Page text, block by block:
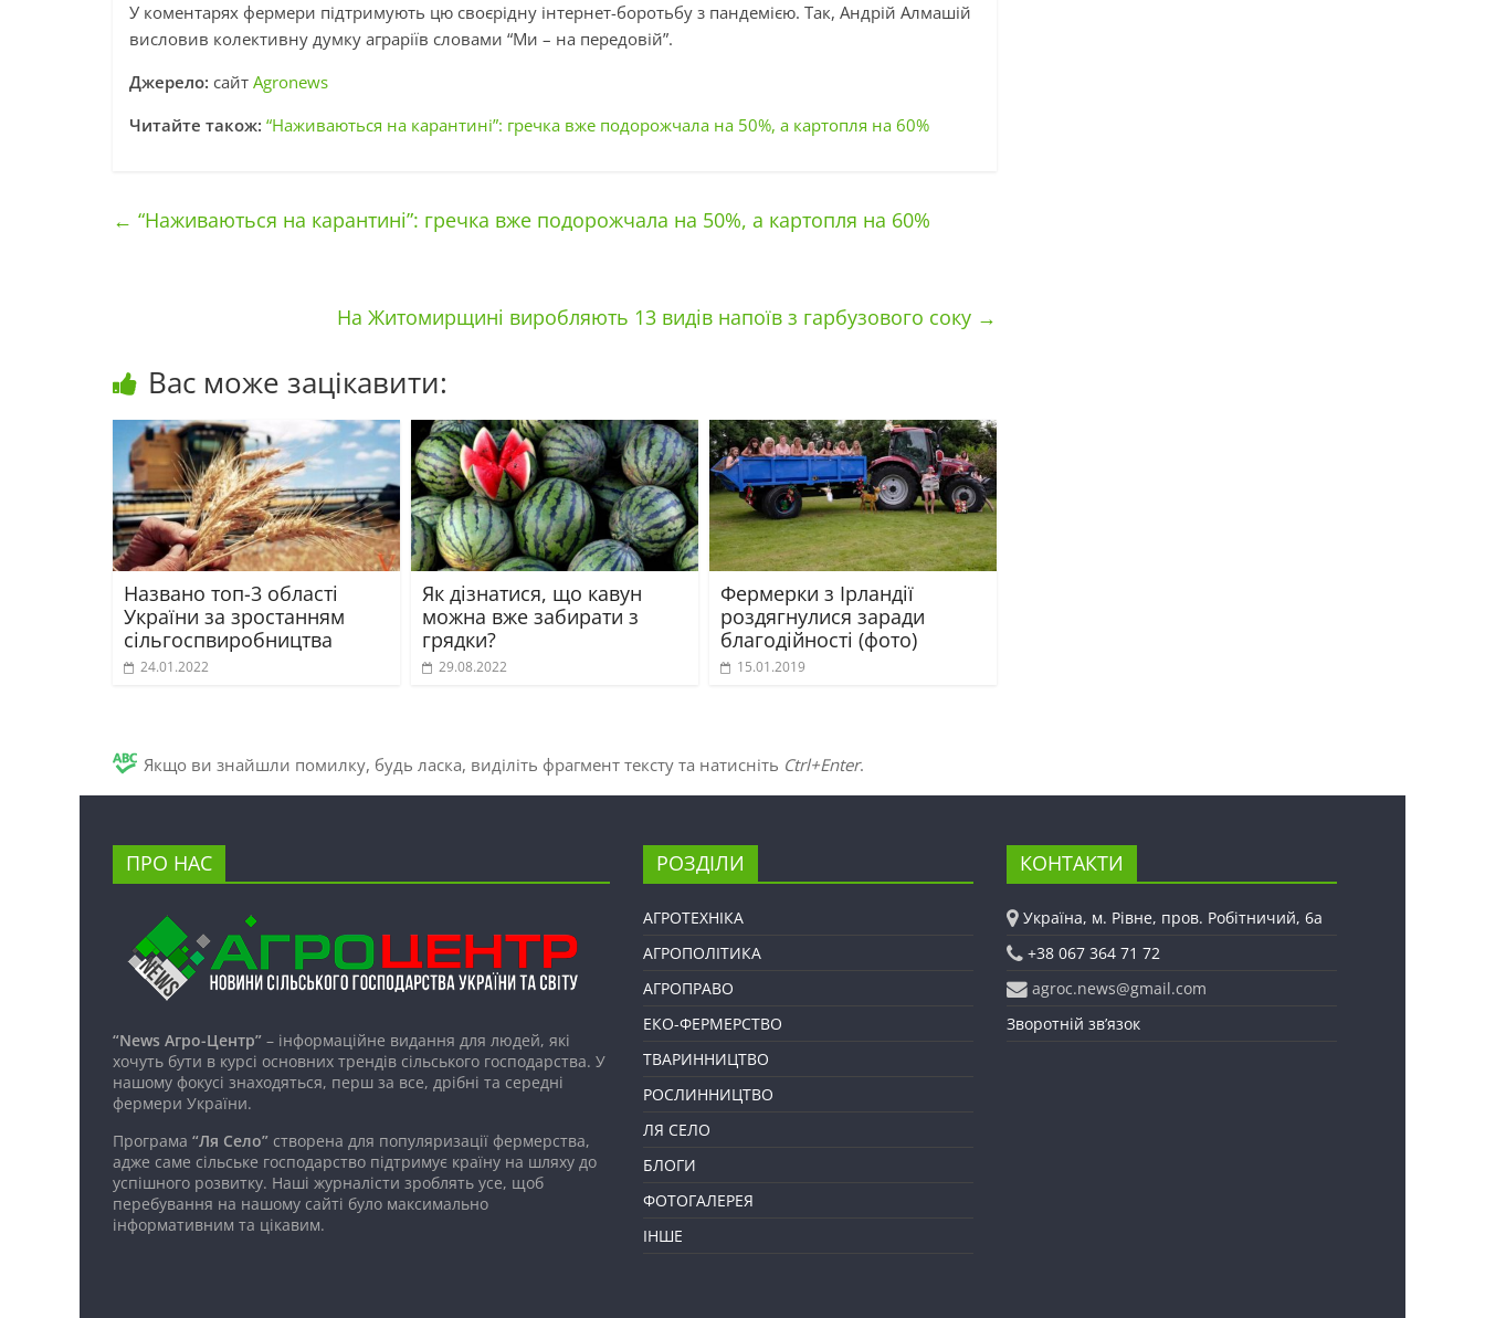
У коментарях фермери підтримують цю своєрідну інтернет-боротьбу з пандемією. Так, Андрій Алмашій
висловив колективну думку аграріїв словами “Ми – на передовій”.
Джерело: сайт Agronews
Читайте також: “Наживаються на карантині”: гречка вже подорожчала на 50%, а картопля на 60%
← “Наживаються на карантині”: гречка вже подорожчала на 50%, а картопля на 60%
На Житомирщині виробляють 13 видів напоїв з гарбузового соку →
Вас може зацікавити:
Названо топ-3 області
України за зростанням
сільгоспвиробництва
24.01.2022
Як дізнатися, що кавун
можна вже забирати з
грядки?
29.08.2022
Фермерки з Ірландії
роздягнулися заради
благодійності (фото)
15.01.2019
Якщо ви знайшли помилку, будь ласка, виділіть фрагмент тексту та натисніть Ctrl+Enter.
ПРО НАС
“News Агро-Центр” – інформаційне видання для людей, які
хочуть бути в курсі основних трендів сільського господарства. У
нашому фокусі знаходяться, перш за все, дрібні та середні
фермери України.
Програма “Ля Село” створена для популяризації фермерства,
адже саме сільське господарство підтримує країну на шляху до
успішного розвитку. Наші журналісти зроблять усе, щоб
перебування на нашому сайті було максимально
інформативним та цікавим.
РОЗДІЛИ
АГРОТЕХНІКА
АГРОПОЛІТИКА
АГРОПРАВО
ЕКО-ФЕРМЕРСТВО
ТВАРИННИЦТВО
РОСЛИННИЦТВО
ЛЯ СЕЛО
БЛОГИ
ФОТОГАЛЕРЕЯ
ІНШЕ
КОНТАКТИ
Україна, м. Рівне, пров. Робітничий, 6а
+38 067 364 71 72
agroc.news@gmail.com
Зворотній зв’язок